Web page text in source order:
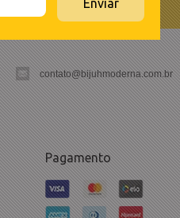
contato@bijuhmoderna.com.br
Pagamento